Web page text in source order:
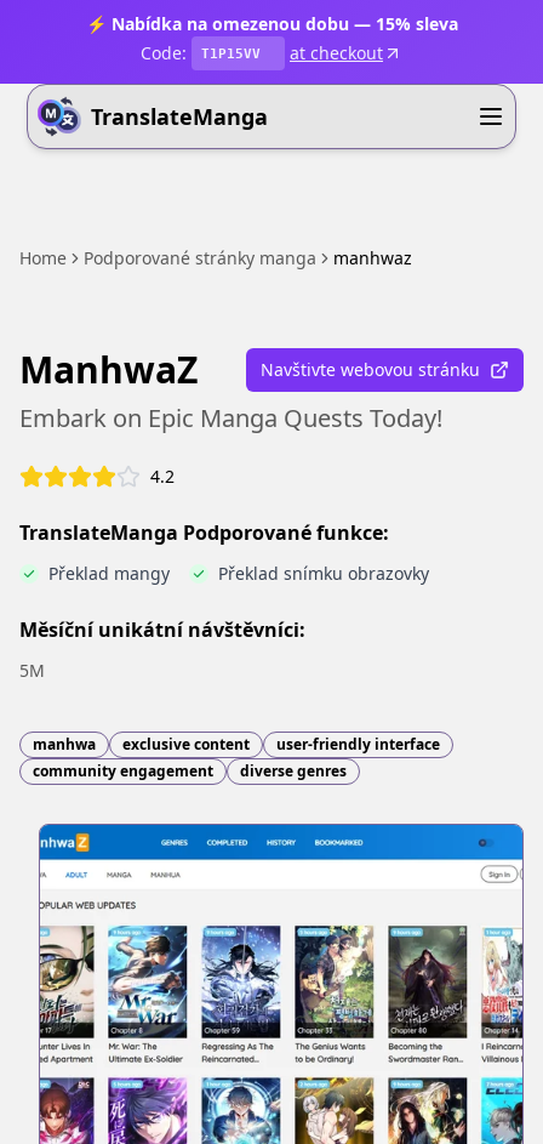
⚡ Nabídka na omezenou dobu — 15% sleva
Code:
T1P15VV at checkout
TranslateManga
Home Podporované stránky manga manhwaz
ManhwaZ Navštivte webovou stránku
Embark on Epic Manga Quests Today!
4.2
TranslateManga Podporované funkce:
Překlad mangy Překlad snímku obrazovky
Měsíční unikátní návštěvníci:
5M
manhwa exclusive content
user-friendly interface
community engagement
diverse genres